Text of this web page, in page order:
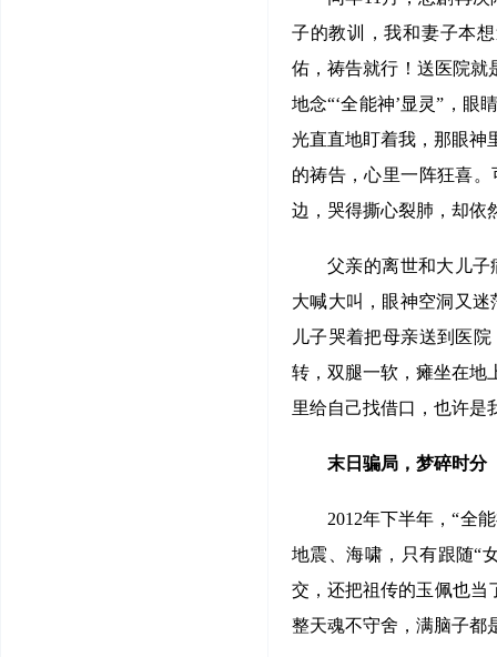
子的教训，我和妻子本
佑，祷告就行！送医院就
地念“‘全能神’显灵”，
光直直地盯着我，那眼神
的祷告，心里一阵狂喜
边，哭得撕心裂肺，却依
父亲的离世和大儿
大喊大叫，眼神空洞又
儿子哭着把母亲送到医
转，双腿一软，瘫坐在地
里给自己找借口，也许是
末日骗局，梦碎时分
2012年下半年，“全
地震、海啸，只有跟随“
交，还把祖传的玉佩也当
整天魂不守舍，满脑子都